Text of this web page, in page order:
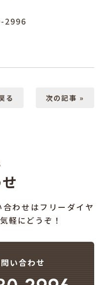
2996
る 次の記事 »
わせはフリーダイヤ
軽にどうぞ！
い合わせ